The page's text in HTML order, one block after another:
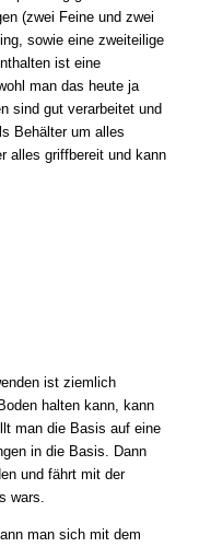
(zwei Feine und zwei
sowie eine zweiteilige
ist eine
man das heute ja
sind gut verarbeitet und
Behälter um alles
alles griffbereit und kann
ist ziemlich
halten kann, kann
man die Basis auf eine
in die Basis. Dann
und fährt mit der
wars.
man sich mit dem